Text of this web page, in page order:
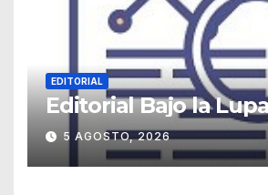
EDITORIAL
Editorial Bajo la
5 AGOSTO, 2026